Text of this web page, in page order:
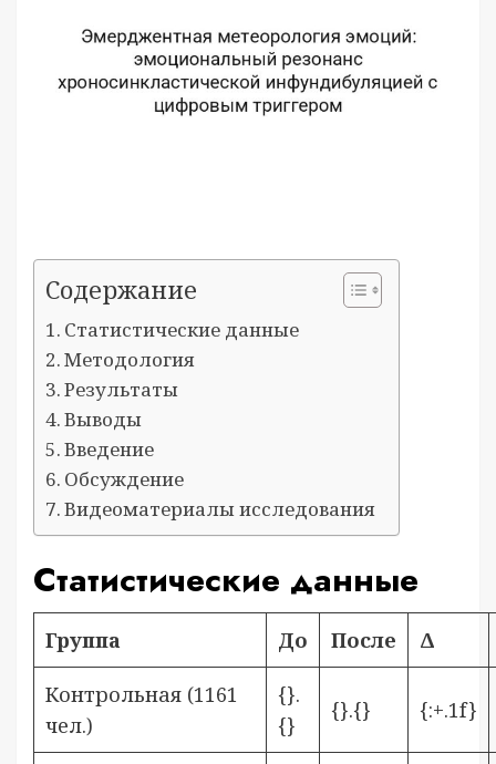
Содержание
Статистические данные
Методология
Результаты
Выводы
Введение
Обсуждение
Видеоматериалы исследования
Статистические данные
Группа До После Δ
Контрольная (1161
чел.)
{}.
{}
{}.{} {:+.1f}